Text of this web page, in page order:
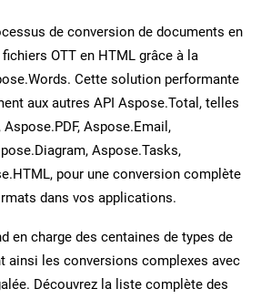
de conversion de documents en
OTT en HTML grâce à la
Cette solution performante
aux autres API Aspose.Total, telles
Aspose.Email,
Aspose.Tasks,
pour une conversion complète
dans vos applications.
en charge des centaines de types de
ainsi les conversions complexes avec
Découvrez la liste complète des